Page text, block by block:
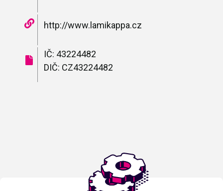
http://www.lamikappa.cz
IČ: 43224482
DIČ: CZ43224482